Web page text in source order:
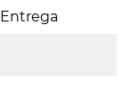
Entrega